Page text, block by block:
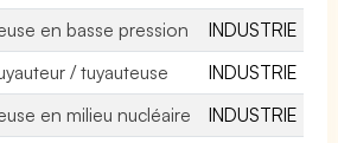
en basse pression
INDUSTRIE
/ tuyauteuse
INDUSTRIE
en milieu nucléaire
INDUSTRIE